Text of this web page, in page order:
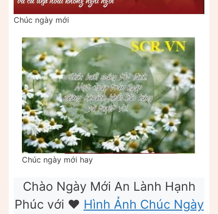
Chúc ngày mới
Chúc ngày mới hay
Chào Ngày Mới An Lành Hạnh
Phúc với ❤️ Hình Ảnh Chúc Ngày